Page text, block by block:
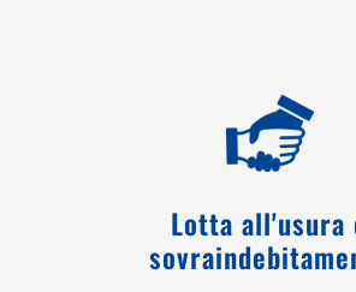
Lotta all'usura